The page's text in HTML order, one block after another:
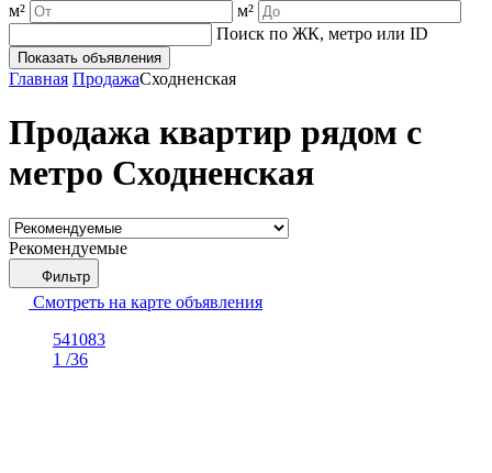
м²
м²
Поиск по ЖК, метро или ID
Показать объявления
Главная ПродажаСходненская
Продажа квартир рядом с
метро Сходненская
Рекомендуемые
Фильтр
Смотреть на карте объявления
541083
1 /36